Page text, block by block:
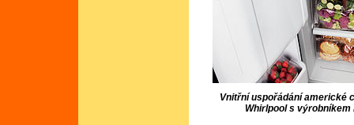
Vnitřní uspořádání americké
Whirlpool s výrobníkem